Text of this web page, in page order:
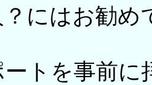
にはお勧め
ートを事前に